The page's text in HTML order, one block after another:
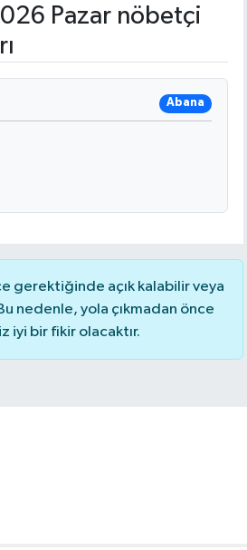
Pazar nöbetçi
Abana
gerektiğinde açık kalabilir veya
nedenle, yola çıkmadan önce
iyi bir fikir olacaktır.